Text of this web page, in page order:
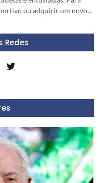
ou adquirir um novo...
Redes